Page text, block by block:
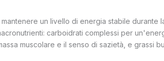
un livello di energia stabile durante
carboidrati complessi per
muscolare e il senso di sazietà, e grassi